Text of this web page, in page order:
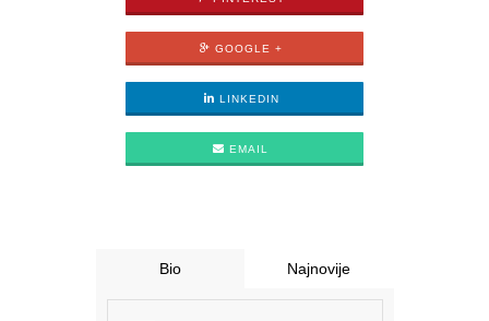
GOOGLE +
LINKEDIN
EMAIL
Bio Najnovije